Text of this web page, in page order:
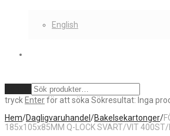
English
tryck Enterför att söka Sökresultat: Inga
Hem/Dagligvaruhandel /Bakelsekartonger/
185x105x85MM Q-LOCK SVART/VIT 400ST/